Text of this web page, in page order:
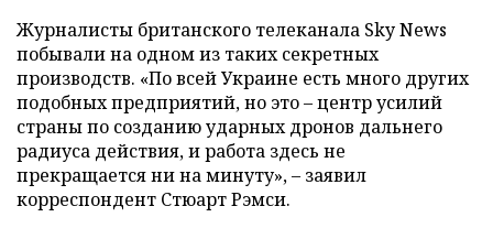
Журналисты британского телеканала Sky News
побывали на одном из таких секретных
производств. «По всей Украине есть много других
подобных предприятий, но это – центр усилий
страны по созданию ударных дронов дальнего
радиуса действия, и работа здесь не
прекращается ни на минуту», – заявил
корреспондент Стюарт Рэмси.